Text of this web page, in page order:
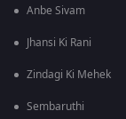
Anbe Sivam
Jhansi Ki Rani
Zindagi Ki Mehek
Sembaruthi